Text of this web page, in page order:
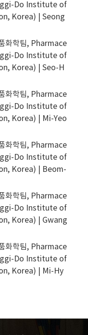
Do Institute of
Korea) | Seong
화학팀, Pharmace
Do Institute of
Korea) | Seo-H
화학팀, Pharmace
Do Institute of
Korea) | Mi-Yeo
화학팀, Pharmace
Do Institute of
Korea) | Beom-
화학팀, Pharmace
Do Institute of
Korea) | Gwang
화학팀, Pharmace
Do Institute of
Korea) | Mi-Hy